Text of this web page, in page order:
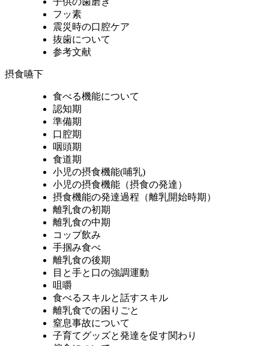
フッ素
震災時の口腔ケア
抜歯について
参考文献
摂食嚥下
食べる機能について
認知期
準備期
口腔期
咽頭期
食道期
小児の摂食機能(哺乳)
小児の摂食機能（摂食の発達）
摂食機能の発達過程（離乳開始時期）
離乳食の初期
離乳食の中期
コップ飲み
手掴み食べ
離乳食の後期
目と手と口の強調運動
咀嚼
食べるスキルと話すスキル
離乳食での困りごと
窒息事故について
子育てグッズと発達を促す関わり